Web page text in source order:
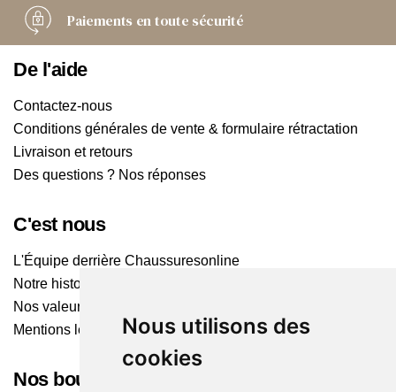
Nous utilisons des
cookies
Paiements en toute sécurité
De l'aide
Contactez-nous
Conditions générales de vente & formulaire rétractation
Livraison et retours
Des questions ? Nos réponses
C'est nous
L'Équipe derrière Chaussuresonline
Notre histoire
Nos valeurs
Mentions légales
Nos boutiques